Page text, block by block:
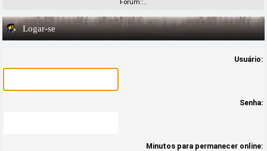
Forum::..
Logar-se
Usuário:
Senha:
Minutos para permanecer online: